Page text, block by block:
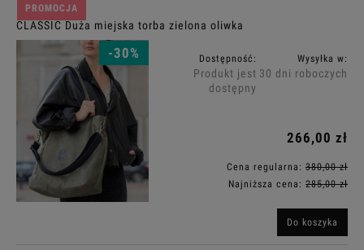
CLASSIC Duża miejska torba zielona oliwka
-30% Dostępność:
Produkt jest
dostępny
Wysyłka w:
30 dni roboczych
266,00 zł
Cena regularna: 380,00 zł
Najniższa cena: 285,00 zł
Do koszyka
PROMOCJA